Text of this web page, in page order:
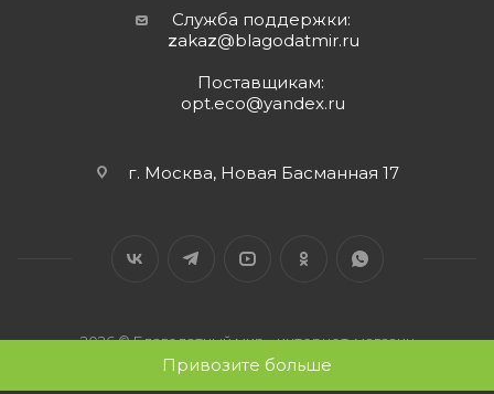
Привозите больше
Служба поддержки:
zakaz@blagodatmir.ru
Поставщикам:
opt.eco@yandex.ru
г. Москва, Новая Басманная 17
2026 © Благодатный мир - интернет-магазин